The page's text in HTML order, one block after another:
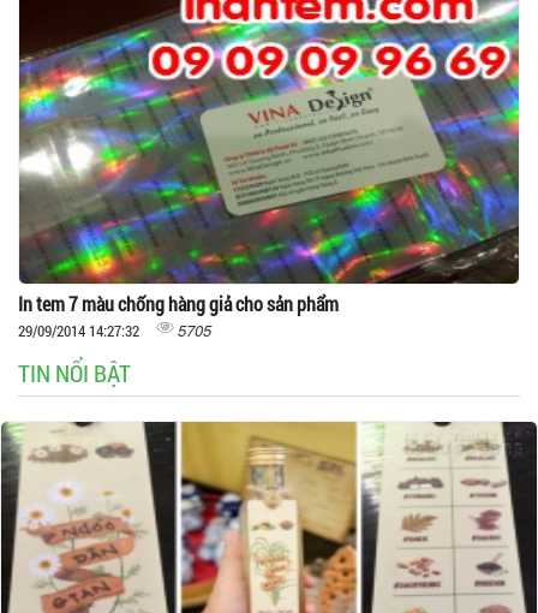
In tem 7 màu chống hàng giả cho sản phẩm
29/09/2014 14:27:32 5705
TIN NỔI BẬT